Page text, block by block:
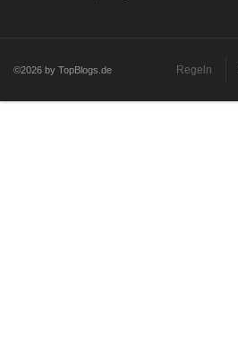
©2026 by TopBlogs.de Regeln